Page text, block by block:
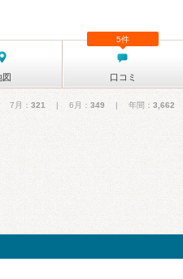
図 口コミ
5件
7月： 321 | 6月： 349 | 年間： 3,662